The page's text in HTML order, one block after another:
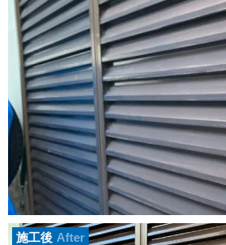
施工後 After